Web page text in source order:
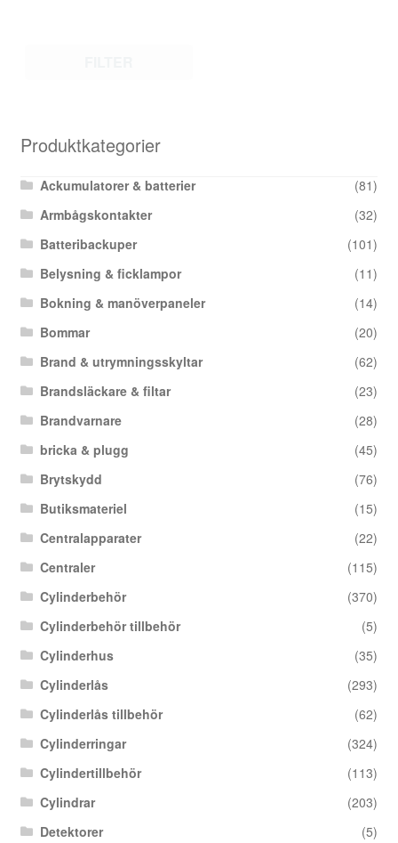
Produktkategorier
Ackumulatorer & batterier
(81)
Armbågskontakter
(32)
Batteribackuper
(101)
Belysning & ficklampor
(11)
Bokning & manöverpaneler
(14)
Bommar
(20)
Brand & utrymningsskyltar
(62)
Brandsläckare & filtar
(23)
Brandvarnare
(28)
bricka & plugg
(45)
Brytskydd
(76)
Butiksmateriel
(15)
Centralapparater
(22)
Centraler
(115)
Cylinderbehör
(370)
Cylinderbehör tillbehör
(5)
Cylinderhus
(35)
Cylinderlås
(293)
Cylinderlås tillbehör
(62)
Cylinderringar
(324)
Cylindertillbehör
(113)
Cylindrar
(203)
Detektorer
(5)